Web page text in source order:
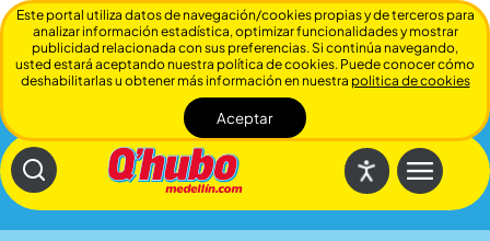
Cerrar
Este portal utiliza datos de navegación/cookies propias y de terceros para
analizar información estadística, optimizar funcionalidades y mostrar
publicidad relacionada con sus preferencias. Si continúa navegando,
usted estará aceptando nuestra política de cookies. Puede conocer cómo
deshabilitarlas u obtener más información en nuestra politica de cookies
Aceptar